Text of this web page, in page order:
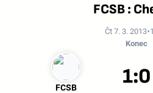
FCSB :
Čt 7. 3. 2013
Konec
FCSB 1:0